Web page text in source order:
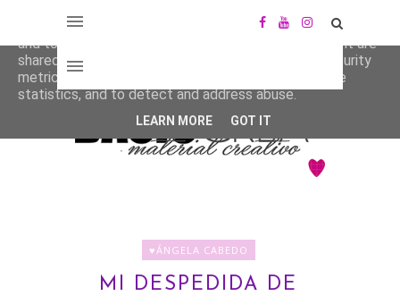
♥ÁNGELA CABEDO
MI DESPEDIDA DE
This site uses cookies from Google to deliver its services
and to analyze traffic. Your IP address and user-agent are
shared with Google along with performance and security
metrics to ensure quality of service, generate usage
statistics, and to detect and address abuse.
LEARN MORE GOT IT